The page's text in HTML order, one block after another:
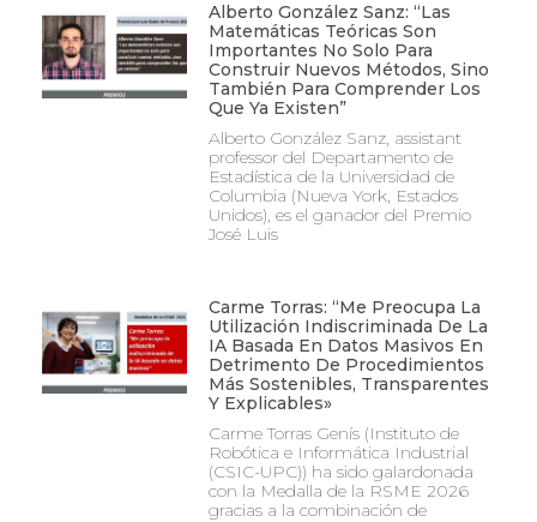
Alberto González Sanz: “Las
Matemáticas Teóricas Son
Importantes No Solo Para
Construir Nuevos Métodos, Sino
También Para Comprender Los
Que Ya Existen”
Alberto González Sanz, assistant
professor del Departamento de
Estadística de la Universidad de
Columbia (Nueva York, Estados
Unidos), es el ganador del Premio
José Luis
Carme Torras: “Me Preocupa La
Utilización Indiscriminada De La
IA Basada En Datos Masivos En
Detrimento De Procedimientos
Más Sostenibles, Transparentes
Y Explicables»
Carme Torras Genís (Instituto de
Robótica e Informática Industrial
(CSIC-UPC)) ha sido galardonada
con la Medalla de la RSME 2026
gracias a la combinación de